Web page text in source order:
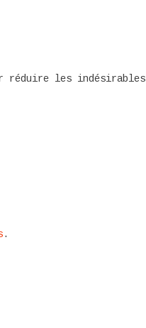
réduire les
.